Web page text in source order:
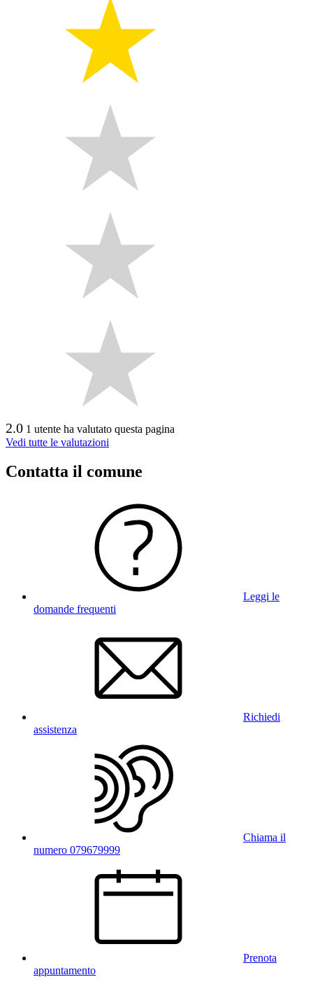
2.0 1 utente ha valutato questa pagina
Vedi tutte le valutazioni
Contatta il comune
Leggi le
domande frequenti
Richiedi
assistenza
Chiama il
numero 079679999
Prenota
appuntamento